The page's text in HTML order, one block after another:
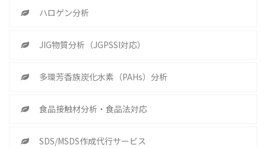
ハロゲン分析
JIG物質分析（JGPSSI対応）
多環芳香族炭化水素（PAHs）分析
食品接触材分析・食品法対応
SDS/MSDS作成代行サービス